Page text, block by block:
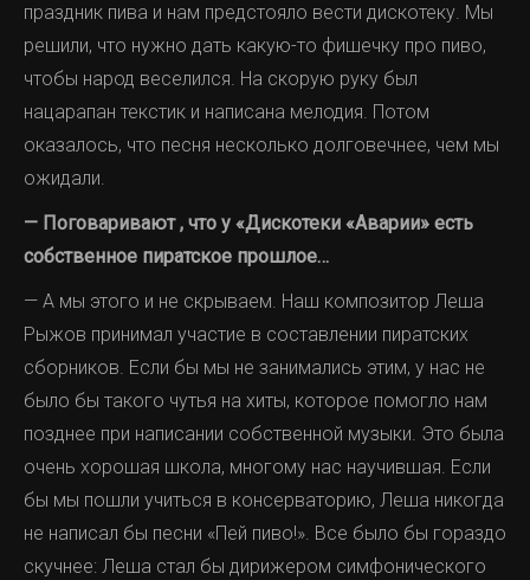
праздник пива и нам предстояло вести дискотеку. Мы
решили, что нужно дать какую-то фишечку про пиво,
чтобы народ веселился. На скорую руку был
нацарапан текстик и написана мелодия. Потом
оказалось, что песня несколько долговечнее, чем мы
ожидали.
— Поговаривают , что у «Дискотеки «Аварии» есть
собственное пиратское прошлое…
— А мы этого и не скрываем. Наш композитор Леша
Рыжов принимал участие в составлении пиратских
сборников. Если бы мы не занимались этим, у нас не
было бы такого чутья на хиты, которое помогло нам
позднее при написании собственной музыки. Это была
очень хорошая школа, многому нас научившая. Если
бы мы пошли учиться в консерваторию, Леша никогда
не написал бы песни «Пей пиво!». Все было бы гораздо
скучнее: Леша стал бы дирижером симфонического